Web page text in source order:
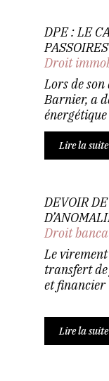
DPE : LE
Droit
Lors de
Barnier, a
Lire la suite
DEVOIR
Droit
Le
transfert
et financier
Lire la suite